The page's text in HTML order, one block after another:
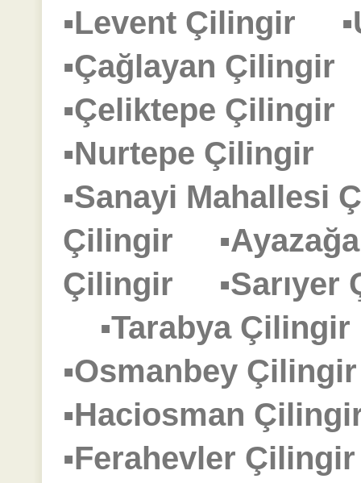
▪Levent Çilingir
▪Çağlayan
▪Çeliktepe
▪Nurtepe Çilingir
▪Sanayi
Çilingir
Çilingir
▪Tarabya
▪Osmanbey
▪Haciosman
▪Ferahevler